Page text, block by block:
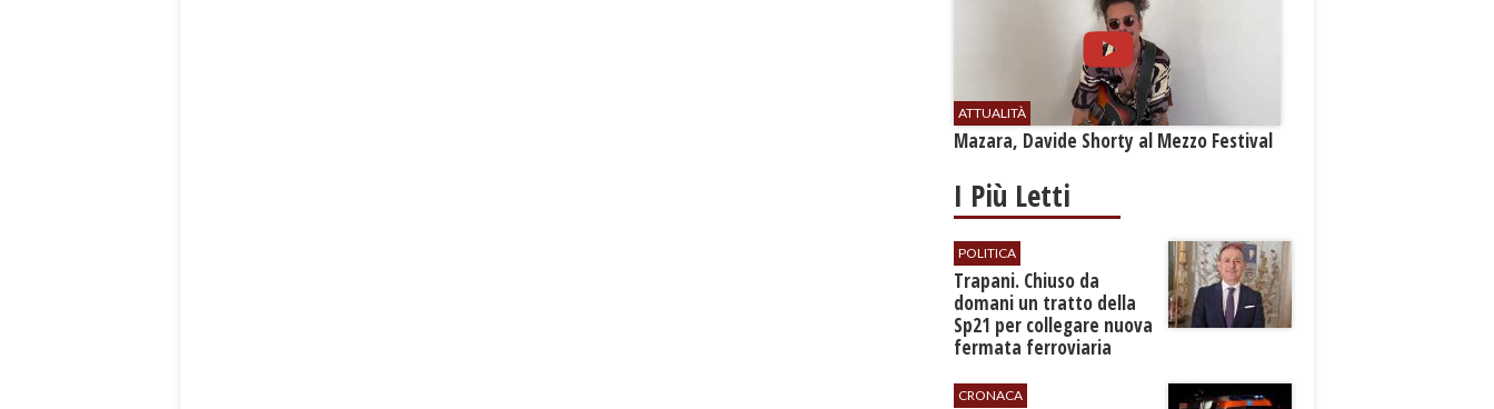
ATTUALITÀ
Mazara, Davide Shorty al Mezzo Festival
I Più Letti
POLITICA
​Trapani. Chiuso da
domani un tratto della
Sp21 per collegare nuova
fermata ferroviaria
CRONACA